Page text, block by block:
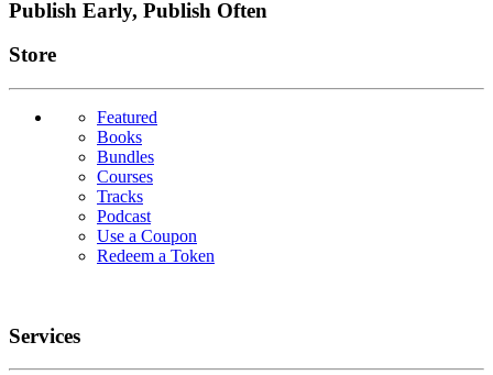
Publish Early, Publish Often
Links
Store
Featured
Books
Bundles
Courses
Tracks
Podcast
Use a Coupon
Redeem a Token
Services